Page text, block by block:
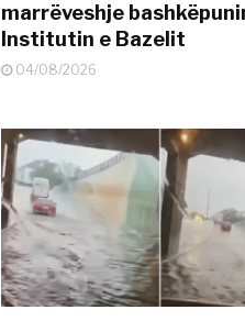
marrëveshje
Institutin e Bazelit
04/08/2026